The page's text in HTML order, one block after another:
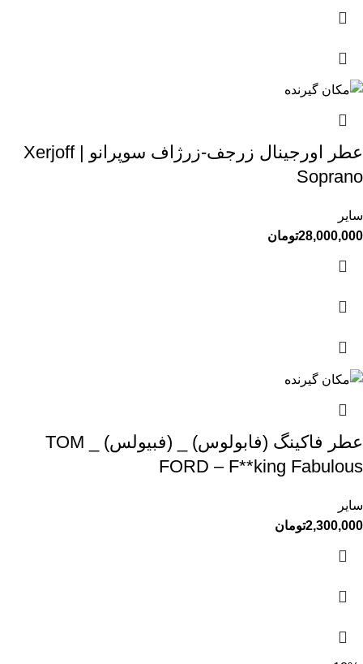
عطر اورجینال زرجف-زرژاف سوپرانو | Xerjoff
Soprano
سایر
28,000,000تومان
عطر فاکینگ (فابولوس) _ (فبیولس) _ TOM
FORD – F**king Fabulous
سایر
2,300,000تومان